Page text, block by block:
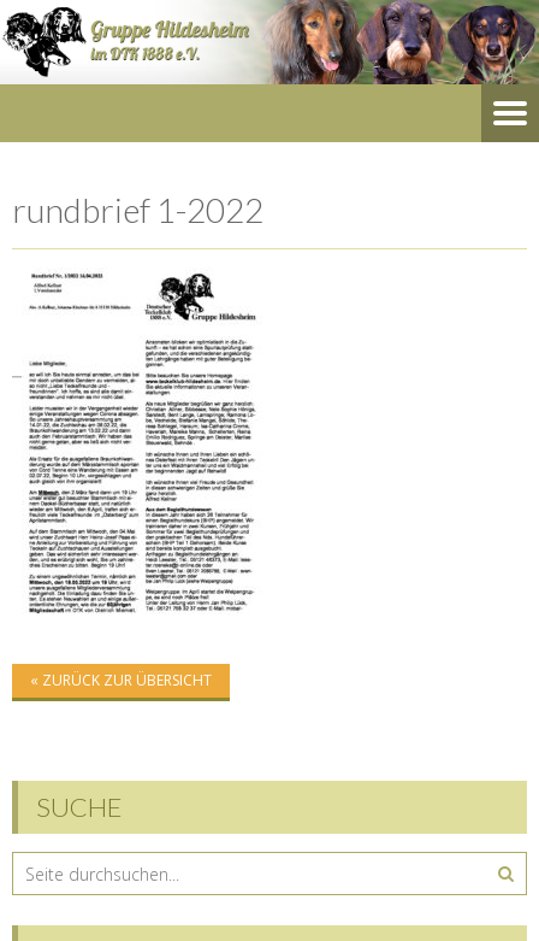
rundbrief 1-2022
« ZURÜCK ZUR ÜBERSICHT
SUCHE